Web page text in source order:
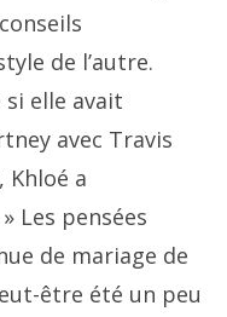
de l’autre.
si elle avait
avec Travis
Khloé a
Les pensées
de mariage de
être été un peu